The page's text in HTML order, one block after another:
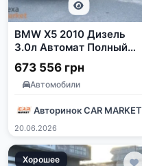
BMW X5 2010 Дизель
3.0л Автомат Полный
привод Коричневый
673 556 грн
Автомобили
Авторинок CAR MARKET
20.06.2026
Хорошее